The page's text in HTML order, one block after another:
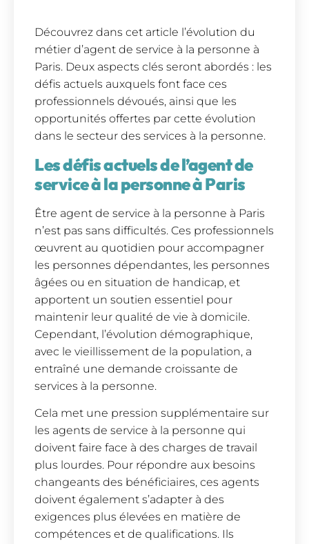
Découvrez dans cet article l’évolution du
métier d’agent de service à la personne à
Paris. Deux aspects clés seront abordés : les
défis actuels auxquels font face ces
professionnels dévoués, ainsi que les
opportunités offertes par cette évolution
dans le secteur des services à la personne.
Les défis actuels de l’agent de
service à la personne à Paris
Être agent de service à la personne à Paris
n’est pas sans difficultés. Ces professionnels
œuvrent au quotidien pour accompagner
les personnes dépendantes, les personnes
âgées ou en situation de handicap, et
apportent un soutien essentiel pour
maintenir leur qualité de vie à domicile.
Cependant, l’évolution démographique,
avec le vieillissement de la population, a
entraîné une demande croissante de
services à la personne.
Cela met une pression supplémentaire sur
les agents de service à la personne qui
doivent faire face à des charges de travail
plus lourdes. Pour répondre aux besoins
changeants des bénéficiaires, ces agents
doivent également s’adapter à des
exigences plus élevées en matière de
compétences et de qualifications. Ils